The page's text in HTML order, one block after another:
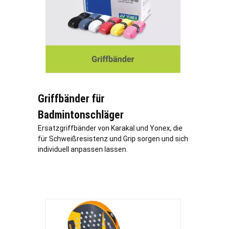
Griffbänder für
Badmintonschläger
Ersatzgriffbänder von Karakal und Yonex, die
für Schweißresistenz und Grip sorgen und sich
individuell anpassen lassen.